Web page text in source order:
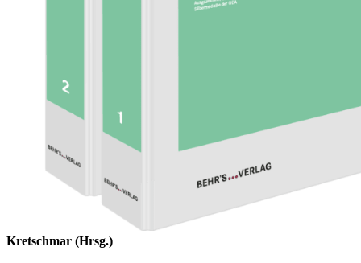
Kretschmar (Hrsg.)